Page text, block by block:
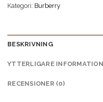
Kategori: Burberry
BESKRIVNING
YTTERLIGARE INFORMATION
RECENSIONER (0)